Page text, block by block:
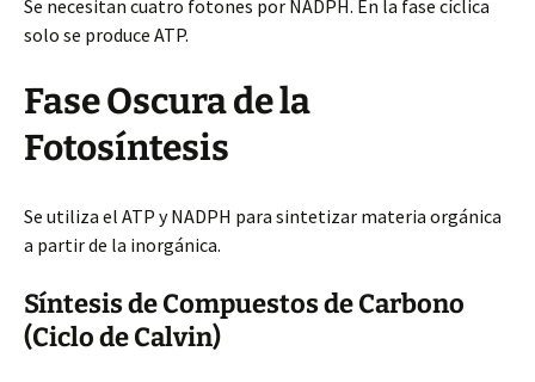
Se necesitan cuatro fotones por NADPH. En la fase cíclica
solo se produce ATP.
Fase Oscura de la
Fotosíntesis
Se utiliza el ATP y NADPH para sintetizar materia orgánica
a partir de la inorgánica.
Síntesis de Compuestos de Carbono
(Ciclo de Calvin)